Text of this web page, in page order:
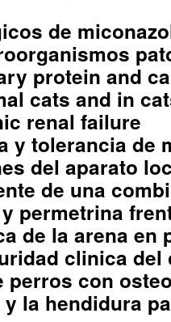
de
protein and
cats and in
renal failure
y tolerancia de
del aparato
de una
permetrina
de la arena en
clinica del
perros con
la hendidura